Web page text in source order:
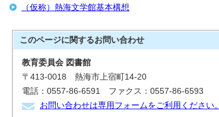
（仮称）熱海文学館基本構想
このページに関するお問い合わせ
教育委員会 図書館
〒413-0018 熱海市上宿町14-20
電話：0557-86-6591 ファクス：0557-86-6593
お問い合わせは専用フォームをご利用ください。